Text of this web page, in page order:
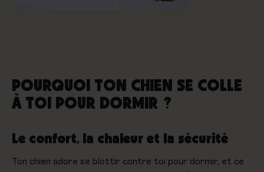
POURQUOI TON CHIEN SE COLLE
À TOI POUR DORMIR ?
Le confort, la chaleur et la sécurité
Ton chien adore se blottir contre toi pour dormir, et ce